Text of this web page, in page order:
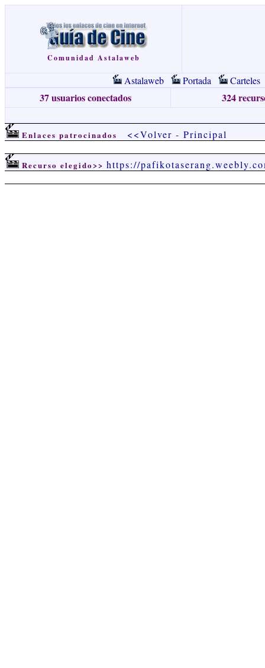
Comunidad Astalaweb
Astalaweb Portada Carteles
37 usuarios conectados 324
Enlaces patrocinados <<Volver - Principal
Recurso elegido>> https://